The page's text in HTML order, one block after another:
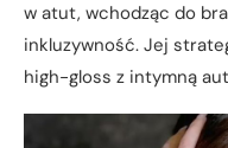
w atut, wchodząc do
inkluzywność. Jej
high-gloss z intymną